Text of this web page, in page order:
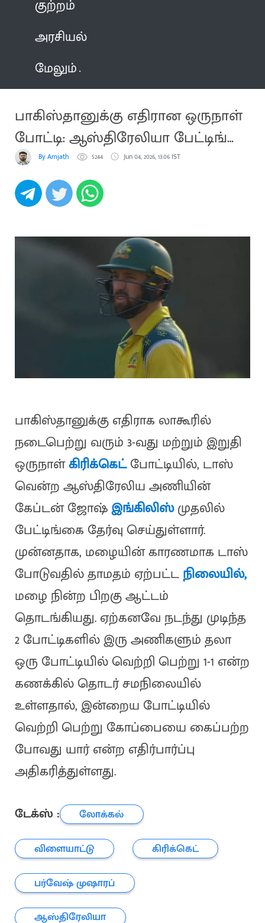
குற்றம்
அரசியல்
மேலும்
பாகிஸ்தானுக்கு எதிரான ஒருநாள்
போட்டி: ஆஸ்திரேலியா பேட்டிங்
தேர்வு
By Amjath 5244 Jun 04, 2026, 13:06 IST
பாகிஸ்தானுக்கு எதிராக லாகூரில்
நடைபெற்று வரும் 3-வது மற்றும் இறுதி
ஒருநாள்கிரிக்கெட்போட்டியில், டாஸ்
வென்ற ஆஸ்திரேலிய அணியின்
கேப்டன் ஜோஷ்இங்கிலிஸ்முதலில்
பேட்டிங்கை தேர்வு செய்துள்ளார்.
முன்னதாக, மழையின் காரணமாக டாஸ்
போடுவதில் தாமதம் ஏற்பட்டநிலையில்,
மழை நின்ற பிறகு ஆட்டம்
தொடங்கியது. ஏற்கனவே நடந்து முடிந்த
2 போட்டிகளில் இரு அணிகளும் தலா
ஒரு போட்டியில் வெற்றி பெற்று 1-1 என்ற
கணக்கில் தொடர் சமநிலையில்
உள்ளதால், இன்றைய போட்டியில்
வெற்றி பெற்று கோப்பையை கைப்பற்ற
போவது யார் என்ற எதிர்பார்ப்பு
அதிகரித்துள்ளது.
டேக்ஸ் :
லோக்கல்
விளையாட்டு
கிரிக்கெட்
பர்வேஷ் முஷாரப்
ஆஸ்திரேலியா